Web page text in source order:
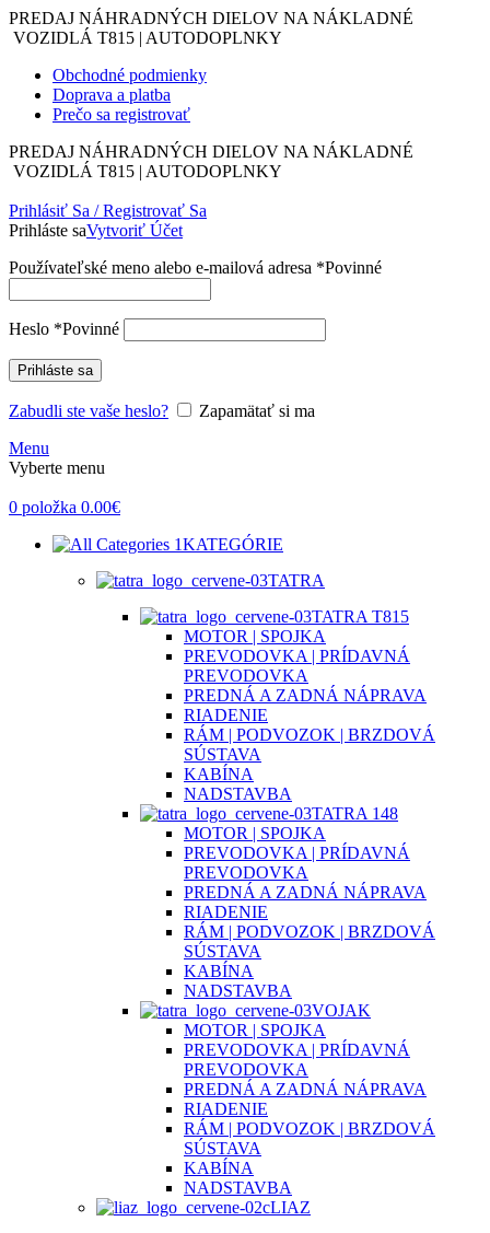
PREDAJ NÁHRADNÝCH DIELOV NA NÁKLADNÉ
VOZIDLÁ T815 | AUTODOPLNKY
Obchodné podmienky
Doprava a platba
Prečo sa registrovať
PREDAJ NÁHRADNÝCH DIELOV NA NÁKLADNÉ
VOZIDLÁ T815 | AUTODOPLNKY
Prihlásiť Sa / Registrovať Sa
Prihláste saVytvoriť Účet
Používateľské meno alebo e-mailová adresa *Povinné
Heslo *Povinné
Prihláste sa
Zabudli ste vaše heslo?
Zapamätať si ma
Menu
Vyberte menu
0 položka 0.00€
KATEGÓRIE
TATRA
TATRA T815
MOTOR | SPOJKA
PREVODOVKA | PRÍDAVNÁ
PREVODOVKA
PREDNÁ A ZADNÁ NÁPRAVA
RIADENIE
RÁM | PODVOZOK | BRZDOVÁ
SÚSTAVA
KABÍNA
NADSTAVBA
TATRA 148
MOTOR | SPOJKA
PREVODOVKA | PRÍDAVNÁ
PREVODOVKA
PREDNÁ A ZADNÁ NÁPRAVA
RIADENIE
RÁM | PODVOZOK | BRZDOVÁ
SÚSTAVA
KABÍNA
NADSTAVBA
VOJAK
MOTOR | SPOJKA
PREVODOVKA | PRÍDAVNÁ
PREVODOVKA
PREDNÁ A ZADNÁ NÁPRAVA
RIADENIE
RÁM | PODVOZOK | BRZDOVÁ
SÚSTAVA
KABÍNA
NADSTAVBA
LIAZ